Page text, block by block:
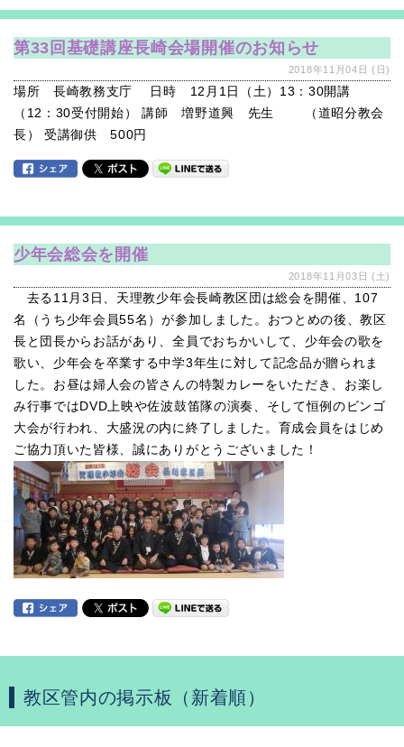
第33回基礎講座長崎会場開催のお知らせ
2018年11月04日 (日)
場所 長崎教務支庁 日時 12月1日（土）13：30開講
（12：30受付開始） 講師 増野道興 先生 （道昭分教会
長） 受講御供 500円
少年会総会を開催
2018年11月03日 (土)
去る11月3日、天理教少年会長崎教区団は総会を開催、107
名（うち少年会員55名）が参加しました。おつとめの後、教区
長と団長からお話があり、全員でおちかいして、少年会の歌を
歌い、少年会を卒業する中学3年生に対して記念品が贈られま
した。お昼は婦人会の皆さんの特製カレーをいただき、お楽し
み行事ではDVD上映や佐波鼓笛隊の演奏、そして恒例のビンゴ
大会が行われ、大盛況の内に終了しました。育成会員をはじめ
ご協力頂いた皆様、誠にありがとうございました！
教区管内の掲示板（新着順）